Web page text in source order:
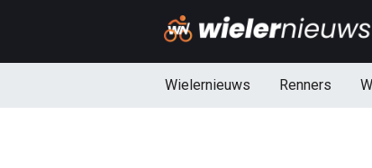
Wielernieuws Renners